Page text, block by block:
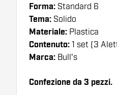
Forma: Standard 6
Tema: Solido
Materiale: Plastica
Contenuto: 1 set (3
Marca: Bull's
Confezione da 3 pezzi.